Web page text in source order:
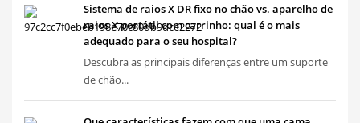
Sistema de raios X DR fixo no chão vs. aparelho de
raios X portátil com carrinho: qual é o mais
adequado para o seu hospital?
Descubra as principais diferenças entre um suporte
de chão...